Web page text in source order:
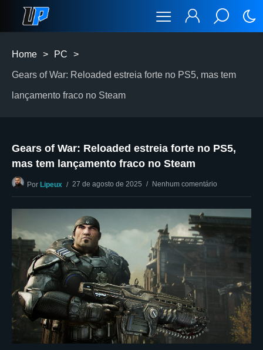
Home > PC >
Gears of War: Reloaded estreia forte no PS5, mas tem
lançamento fraco no Steam
Gears of War: Reloaded estreia forte no PS5,
mas tem lançamento fraco no Steam
Por Lipeux 27 de agosto de 2025 Nenhum comentário